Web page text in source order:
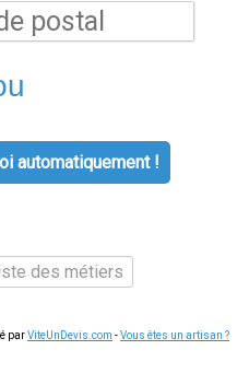
automatiquement !
des métiers
parViteUnDevis.com -Vous êtes un artisan ?